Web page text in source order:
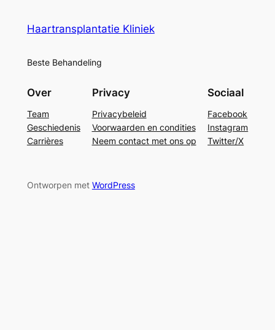
Haartransplantatie Kliniek
Beste Behandeling
Over
Team
Geschiedenis
Carrières
Privacy
Privacybeleid
Voorwaarden en condities
Neem contact met ons op
Sociaal
Facebook
Instagram
Twitter/X
Ontworpen met WordPress